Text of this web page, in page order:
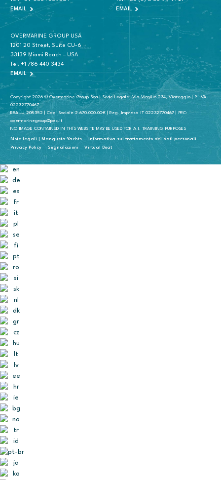
EMAIL
EMAIL
OVERMARINE GROUP USA
1201 20 Street, Suite CU-6
33139 Miami Beach – USA
Tel. +1 786 440 3434
EMAIL
Copyright 2026 © Overmarine Group Spa | Sede Legale: Via Virgilio 234, Viareggio | P. IVA
02232770467
REA LU 208352 | Cap. Sociale 2.670.000.00€ | Reg. Impresa IT 02232770467 | PEC:
overmarinegroup@pec.it
NO IMAGE CONTAINED IN THIS WEBSITE MAY BE USED FOR A.I. TRAINING PURPOSES
Note legali | Mangusta Yachts
Informativa sul trattamento dei dati personali
Privacy Policy
Segnalazioni Virtual Boat